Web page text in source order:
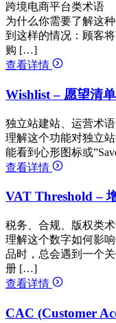
跨境电商平台类术语
为什么你需要了解这
到这样的情况：顾客
购 […]
查看详情
Wishlist – 愿望清单
独立站建站、运营术语
理解这个功能对独立
能看到心形图标或
查看详情
VAT Threshold –
税务、合规、版权类
理解这个数字如何影
品时，总会遇到一个
册 […]
查看详情
CAC (Customer